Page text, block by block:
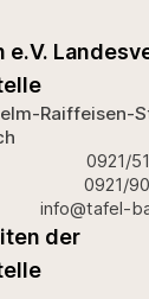
e.V.
Raiffeisen-
0921/
0921/
info@tafel-
der